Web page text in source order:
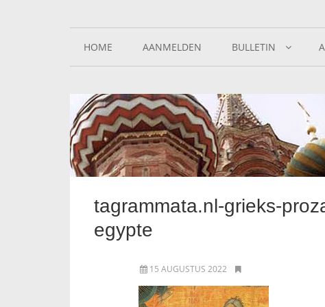
HOME AANMELDEN BULLETIN
tagrammata.nl-grieks-
egypte
15 AUGUSTUS 2022